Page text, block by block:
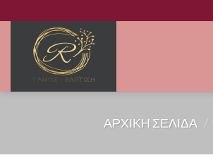
στο
περιεχόμενο
ΑΡΧΙΚΗ ΣΕΛΙΔΑ /